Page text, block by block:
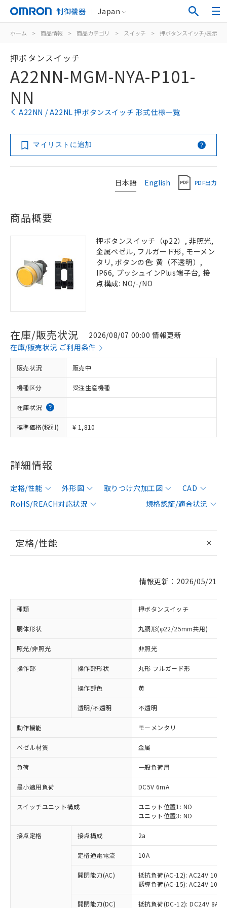
制御機器 Japan
ホーム > 商品情報 > 商品カテゴリ > スイッチ > 押ボタンスイッチ/表示灯
押ボタンスイッチ
A22NN-MGM-NYA-P101-
NN
A22NN / A22NL 押ボタンスイッチ 形式仕様一覧
マイリストに追加
日本語 English PDF出力
商品概要
押ボタンスイッチ（φ22）, 非照光,
金属ベゼル, フルガード形, モーメン
タリ, ボタンの色: 黄（不透明）,
IP66, プッシュインPlus端子台, 接
点構成: NO/-/NO
在庫/販売状況
2026/08/07 00:00 情報更新
在庫/販売状況 ご利用条件
販売状況 販売中
機種区分 受注生産機種
在庫状況
標準価格(税別) ¥ 1,810
詳細情報
定格/性能 外形図 取りつけ穴加工図
CAD
RoHS/REACH対応状況
規格認証/適合状況
定格/性能
情報更新：2026/05/21
種類 押ボタンスイッチ
胴体形状 丸胴形(φ22/25mm共用)
照光/非照光 非照光
操作部 操作部形状 丸形 フルガード形
操作部色 黄
透明/不透明 不透明
動作機能 モーメンタリ
ベゼル材質 金属
負荷 一般負荷用
最小適用負荷 DC5V 6mA
スイッチユニット構成
ユニット位置1: NO
ユニット位置3: NO
接点定格 接点構成 2a
定格通電電流 10A
開閉能力(AC)
抵抗負荷(AC-12): AC24V 10A/
誘導負荷(AC-15): AC24V
開閉能力(DC) 抵抗負荷(DC-12): DC24V 8A/
ご利用条件
※1 対応状況
対応済み：EU RoHS指令（10物質）の
非含有に対応した製品が提供可能な商品で
対応予定：EU RoHS指令（10物質）の非含
有に対応した製品に切り替える予定のある